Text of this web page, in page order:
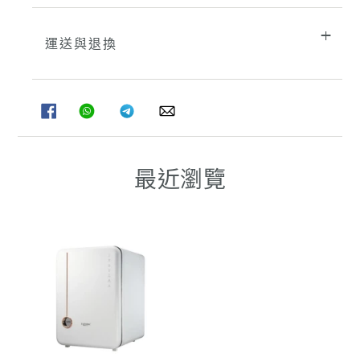
運送與退換
FACEBOOK
分
享
WHATSAPPTELEGRAM
分
享
WHATSAPP
最近瀏覽